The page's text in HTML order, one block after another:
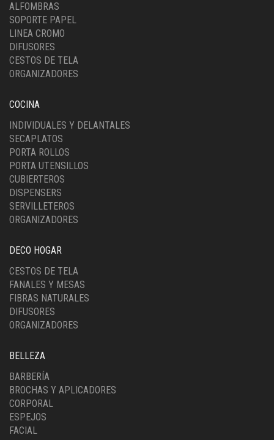
ALFOMBRAS
SOPORTE PAPEL
LINEA CROMO
DIFUSORES
CESTOS DE TELA
ORGANIZADORES
COCINA
INDIVIDUALES Y DELANTALES
SECAPLATOS
PORTA ROLLOS
PORTA UTENSILLOS
CUBIERTEROS
DISPENSERS
SERVILLETEROS
ORGANIZADORES
DECO HOGAR
CESTOS DE TELA
FANALES Y MESAS
FIBRAS NATURALES
DIFUSORES
ORGANIZADORES
BELLEZA
BARBERÍA
BROCHAS Y APLICADORES
CORPORAL
ESPEJOS
FACIAL